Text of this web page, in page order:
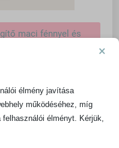
maci fénnyel és
fejlesztését?
szakemberek között is.
mit értünk pontosan
×
élmény javítása
működéséhez, míg
élményt. Kérjük,